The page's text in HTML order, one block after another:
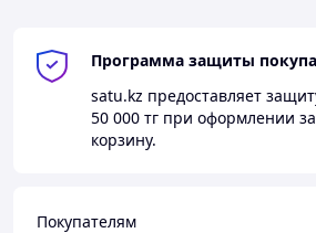
Программа защиты
satu.kz предоставляет
50 000 тг при оформлении
корзину.
Покупателям